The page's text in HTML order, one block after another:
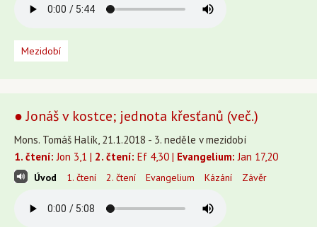
Mezidobí
● Jonáš v kostce; jednota křesťanů (več.)
Mons. Tomáš Halík, 21.1.2018 - 3. neděle v mezidobí
1. čtení: Jon 3,1 | 2. čtení: Ef 4,30 | Evangelium: Jan 17,20
Úvod 1. čtení 2. čtení Evangelium Kázání Závěr